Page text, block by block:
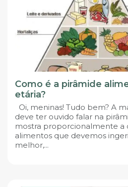
Como é a pirâmide
etária?
Oi, meninas! Tudo bem? A
deve ter ouvido falar na
mostra proporcionalmente a
alimentos que devemos
melhor,...